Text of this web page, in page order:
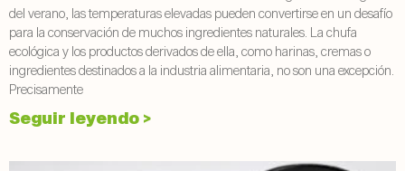
del verano, las temperaturas elevadas pueden convertirse en un desafío
para la conservación de muchos ingredientes naturales. La chufa
ecológica y los productos derivados de ella, como harinas, cremas o
ingredientes destinados a la industria alimentaria, no son una excepción.
Precisamente
Seguir leyendo >